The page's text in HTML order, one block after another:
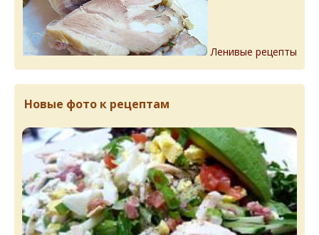
Ленивые рецепты
Новые фото к рецептам